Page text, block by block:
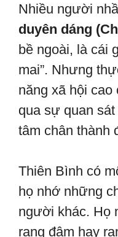
Nhiều người
duyên dáng
bề ngoài, là cái
mai”. Nhưng
năng xã hội
qua sự quan
tâm chân thành
Thiên Bình có
họ nhớ những
người khác. Họ
rang đậm hay